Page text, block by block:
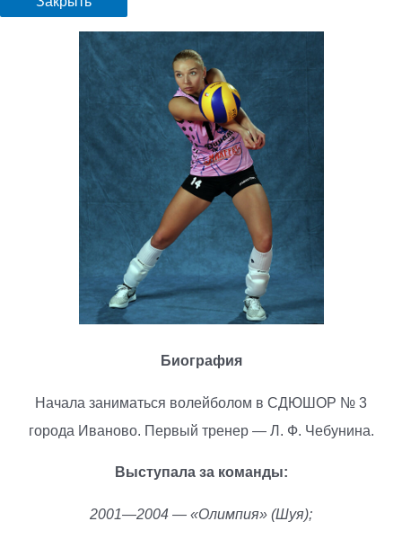
Биография
Начала заниматься волейболом в СДЮШОР № 3
города Иваново. Первый тренер — Л. Ф. Чебунина.
Выступала за команды:
2001—2004 — «Олимпия» (Шуя);